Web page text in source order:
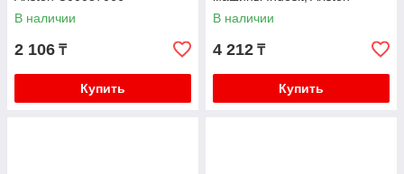
В наличии
2 106 ₸
Купить
C00097417
В наличии
4 212 ₸
Купить